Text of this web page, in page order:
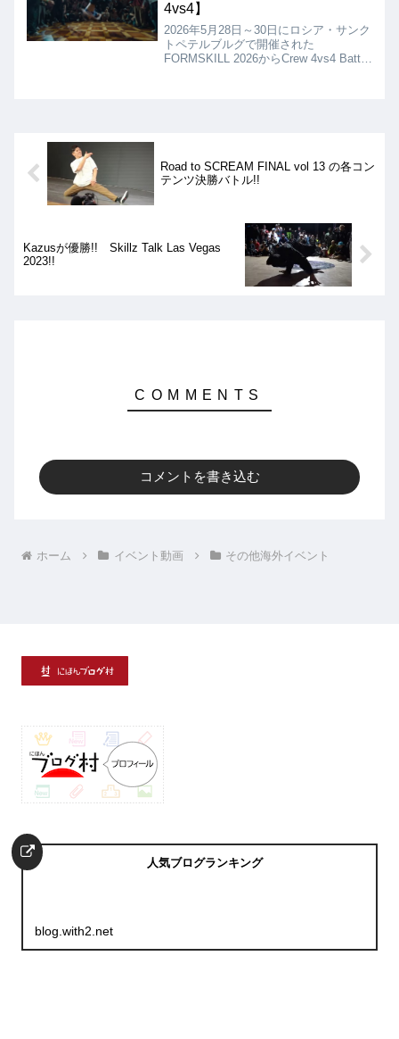
4vs4】
2026年5月28日～30日にロシア・サンク
トペテルブルグで開催された
FORMSKILL 2026からCrew 4vs4 Battle
Road to SCREAM FINAL vol 13 の各コン
テンツ決勝バトル!!
Kazusが優勝!! Skillz Talk Las Vegas
2023!!
コメントを書き込む
ホーム イベント動画 その他海外イベント
人気ブログランキング
blog.with2.net